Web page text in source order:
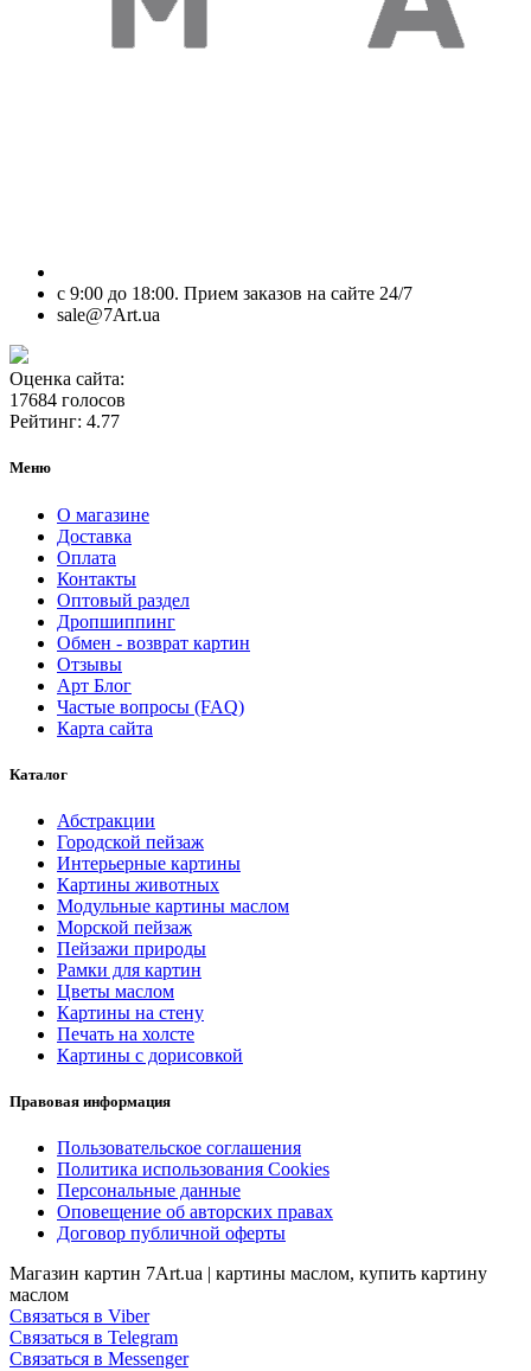
с 9:00 до 18:00. Прием заказов на сайте 24/7
sale@7Art.ua
Оценка сайта:
17684 голосов
Рейтинг: 4.77
Меню
О магазине
Доставка
Оплата
Контакты
Оптовый раздел
Дропшиппинг
Обмен - возврат картин
Отзывы
Арт Блог
Частые вопросы (FAQ)
Карта сайта
Каталог
Абстракции
Городской пейзаж
Интерьерные картины
Картины животных
Модульные картины маслом
Морской пейзаж
Пейзажи природы
Рамки для картин
Цветы маслом
Картины на стену
Печать на холсте
Картины с дорисовкой
Правовая информация
Пользовательское соглашения
Политика использования Cookies
Персональные данные
Оповещение об авторских правах
Договор публичной оферты
Магазин картин 7Art.ua | картины маслом, купить картину
маслом
Связаться в Viber
Связаться в Telegram
Связаться в Messenger